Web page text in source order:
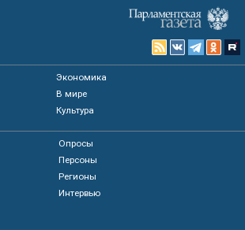
Экономика
В мире
Культура
Опросы
Персоны
Регионы
Интервью